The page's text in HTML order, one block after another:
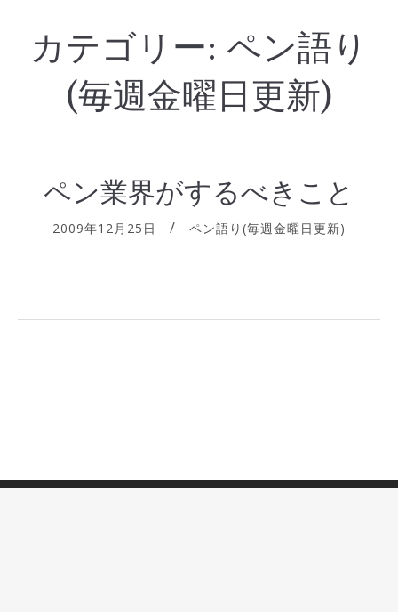
カテゴリー: ペン語り
(毎週金曜日更新)
ペン業界がするべきこと
2009年12月25日 ペン語り(毎週金曜日更新)